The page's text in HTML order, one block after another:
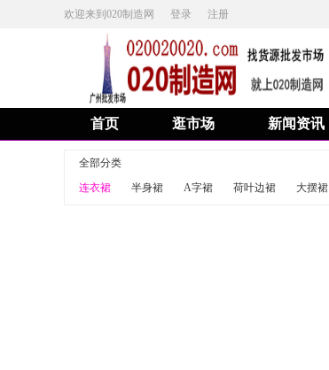
欢迎来到020制造网 登录 注册
首页 逛市场 新闻资讯
全部分类
连衣裙
半身裙 A字裙 荷叶边裙 大摆裙